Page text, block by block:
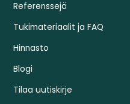
Referenssejä
Tukimateriaalit ja FAQ
Hinnasto
Blogi
Tilaa uutiskirje